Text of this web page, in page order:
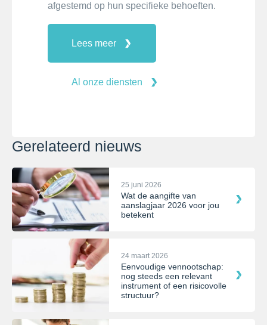
afgestemd op hun specifieke behoeften.
Lees meer
Al onze diensten
Gerelateerd nieuws
25 juni 2026
Wat de aangifte van
aanslagjaar 2026 voor jou
betekent
24 maart 2026
Eenvoudige vennootschap:
nog steeds een relevant
instrument of een risicovolle
structuur?